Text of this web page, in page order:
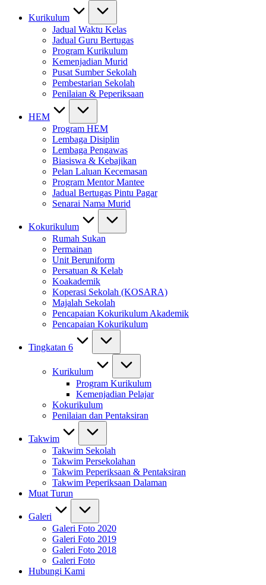
Kurikulum
Jadual Waktu Kelas
Jadual Guru Bertugas
Program Kurikulum
Kemenjadian Murid
Pusat Sumber Sekolah
Pembestarian Sekolah
Penilaian & Peperiksaan
HEM
Program HEM
Lembaga Disiplin
Lembaga Pengawas
Biasiswa & Kebajikan
Pelan Laluan Kecemasan
Program Mentor Mantee
Jadual Bertugas Pintu Pagar
Senarai Nama Murid
Kokurikulum
Rumah Sukan
Permainan
Unit Beruniform
Persatuan & Kelab
Koakademik
Koperasi Sekolah (KOSARA)
Majalah Sekolah
Pencapaian Kokurikulum Akademik
Pencapaian Kokurikulum
Tingkatan 6
Kurikulum
Program Kurikulum
Kemenjadian Pelajar
Kokurikulum
Penilaian dan Pentaksiran
Takwim
Takwim Sekolah
Takwim Persekolahan
Takwim Peperiksaan & Pentaksiran
Takwim Peperiksaan Dalaman
Muat Turun
Galeri
Galeri Foto 2020
Galeri Foto 2019
Galeri Foto 2018
Galeri Foto
Hubungi Kami